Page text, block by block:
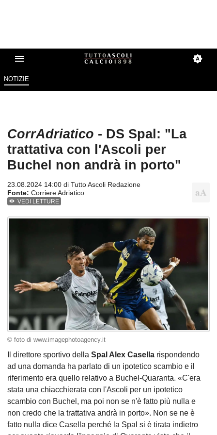
NOTIZIE
CorrAdriatico - DS Spal: "La
trattativa con l'Ascoli per
Buchel non andrà in porto"
23.08.2024 14:00 di Tutto Ascoli Redazione
Fonte: Corriere Adriatico
VEDI LETTURE
© foto di www.imagephotoagency.it
Il direttore sportivo della Spal Alex Casella rispondendo
ad una domanda ha parlato di un ipotetico scambio e il
riferimento era quello relativo a Buchel-Quaranta. «C'era
stata una chiacchierata con l'Ascoli per un ipotetico
scambio con Buchel, ma poi non se n'è fatto più nulla e
non credo che la trattativa andrà in porto». Non se ne è
fatto nulla dice Casella perché la Spal si è tirata indietro